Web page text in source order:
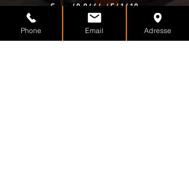
Fax: +49 3464 / 541610
kontakt@reiplinger.com
Phone Email Adresse